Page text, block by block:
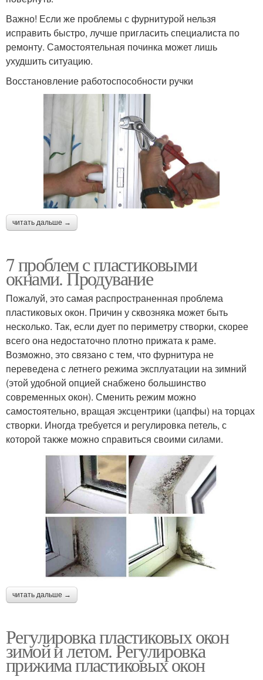
Важно! Если же проблемы с фурнитурой нельзя
исправить быстро, лучше пригласить специалиста по
ремонту. Самостоятельная починка может лишь
ухудшить ситуацию.
Восстановление работоспособности ручки
читать дальше →
7 проблем с пластиковыми
окнами. Продувание
Пожалуй, это самая распространенная проблема
пластиковых окон. Причин у сквозняка может быть
несколько. Так, если дует по периметру створки, скорее
всего она недостаточно плотно прижата к раме.
Возможно, это связано с тем, что фурнитура не
переведена с летнего режима эксплуатации на зимний
(этой удобной опцией снабжено большинство
современных окон). Сменить режим можно
самостоятельно, вращая эксцентрики (цапфы) на торцах
створки. Иногда требуется и регулировка петель, с
которой также можно справиться своими силами.
читать дальше →
Регулировка пластиковых окон
зимой и летом. Регулировка
прижима пластиковых окон